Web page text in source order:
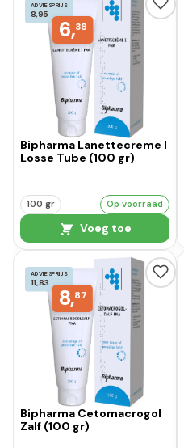
ADVIESPRIJS
8,95
6,38
Bipharma Lanettecreme I
Losse Tube (100 gr)
100 gr Op voorraad
Voeg toe
ADVIESPRIJS
11,83
8,87
Bipharma Cetomacrogol
Zalf (100 gr)